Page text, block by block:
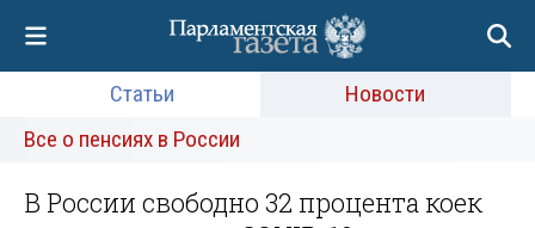
Статьи
Новости
Все о пенсиях в России
В России свободно 32 процента коек